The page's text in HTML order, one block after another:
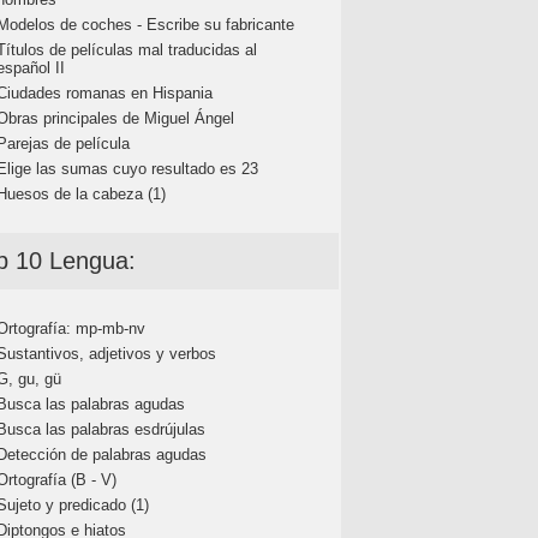
de coches - Escribe su fabricante
de películas mal traducidas al
II
romanas en Hispania
principales de Miguel Ángel
de película
las sumas cuyo resultado es 23
de la cabeza (1)
10 Lengua:
mp-mb-nv
adjetivos y verbos
gu, gü
las palabras agudas
las palabras esdrújulas
de palabras agudas
(B - V)
y predicado (1)
e hiatos